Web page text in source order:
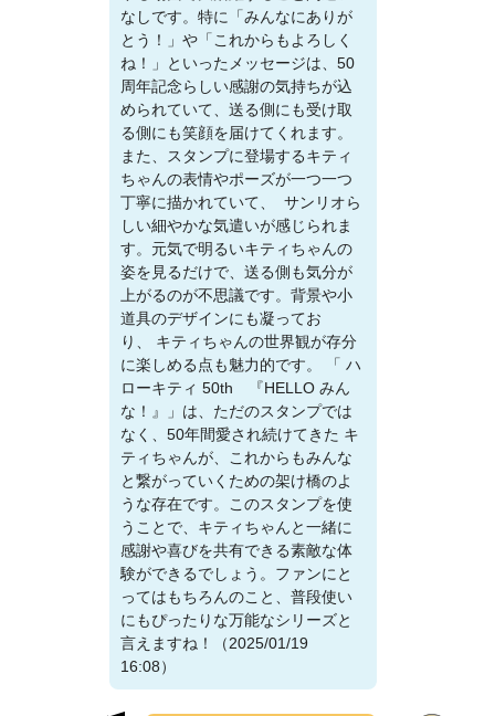
なしです。特に「みんなにありが
とう！」や「これからもよろしく
ね！」といったメッセージは、50
周年記念らしい感謝の気持ちが込
められていて、送る側にも受け取
る側にも笑顔を届けてくれます。
また、スタンプに登場するキティ
ちゃんの表情やポーズが一つ一つ
丁寧に描かれていて、 サンリオら
しい細やかな気遣いが感じられま
す。元気で明るいキティちゃんの
姿を見るだけで、送る側も気分が
上がるのが不思議です。背景や小
道具のデザインにも凝ってお
り、 キティちゃんの世界観が存分
に楽しめる点も魅力的です。 「 ハ
ローキティ 50th 『HELLO みん
な！』」は、ただのスタンプでは
なく、50年間愛され続けてきた キ
ティちゃんが、これからもみんな
と繋がっていくための架け橋のよ
うな存在です。このスタンプを使
うことで、キティちゃんと一緒に
感謝や喜びを共有できる素敵な体
験ができるでしょう。ファンにと
ってはもちろんのこと、普段使い
にもぴったりな万能なシリーズと
言えますね！（2025/01/19
16:08）